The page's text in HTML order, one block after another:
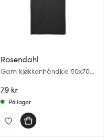
Rosendahl
Garn kjøkkenhåndkle 50x70
79 kr
På lager